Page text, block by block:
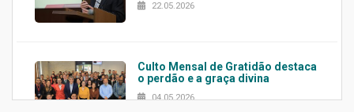
22.05.2026
Culto Mensal de Gratidão destaca
o perdão e a graça divina
04.05.2026